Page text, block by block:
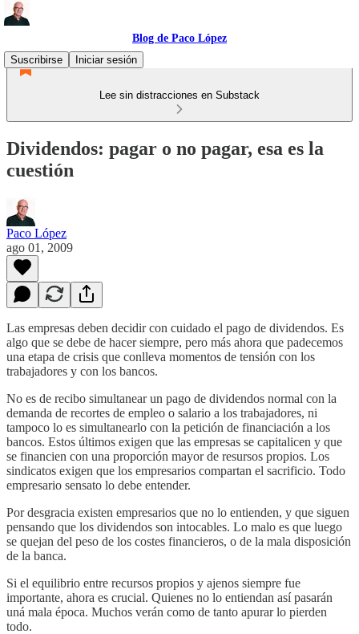
Blog de Paco López
Suscribirse
Iniciar sesión
Lee sin distracciones en Substack
Dividendos: pagar o no pagar, esa es la
cuestión
Paco López
ago 01, 2009
Las empresas deben decidir con cuidado el pago de dividendos. Es
algo que se debe de hacer siempre, pero más ahora que padecemos
una etapa de crisis que conlleva momentos de tensión con los
trabajadores y con los bancos.
No es de recibo simultanear un pago de dividendos normal con la
demanda de recortes de empleo o salario a los trabajadores, ni
tampoco lo es simultanearlo con la petición de financiación a los
bancos. Estos últimos exigen que las empresas se capitalicen y que
se financien con una proporción mayor de resursos propios. Los
sindicatos exigen que los empresarios compartan el sacrificio. Todo
empresario sensato lo debe entender.
Por desgracia existen empresarios que no lo entienden, y que siguen
pensando que los dividendos son intocables. Lo malo es que luego
se quejan del peso de los costes financieros, o de la mala disposición
de la banca.
Si el equilibrio entre recursos propios y ajenos siempre fue
importante, ahora es crucial. Quienes no lo entiendan así pasarán
uná mala época. Muchos verán como de tanto apurar lo pierden
todo.